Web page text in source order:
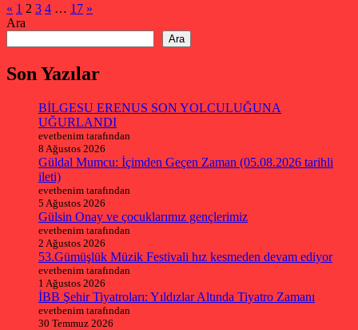
Yazı
sayfalaması
« Önceki
yazılar
1 2 3 4 … 17 Sonraki
»
Ara
Ara
Son Yazılar
BİLGESU ERENUS SON YOLCULUĞUNA
UĞURLANDI
evetbenim tarafından
8 Ağustos 2026
Güldal Mumcu: İçimden Geçen Zaman (05.08.2026 tarihli
ileti)
evetbenim tarafından
5 Ağustos 2026
Gülsin Onay ve çocuklarımız gençlerimiz
evetbenim tarafından
2 Ağustos 2026
53.Gümüşlük Müzik Festivali hız kesmeden devam ediyor
evetbenim tarafından
1 Ağustos 2026
İBB Şehir Tiyatroları: Yıldızlar Altında Tiyatro Zamanı
evetbenim tarafından
30 Temmuz 2026